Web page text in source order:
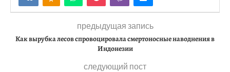
предыдущая запись
Как вырубка лесов спровоцировала смертоносные наводнения в
Индонезии
следующий пост